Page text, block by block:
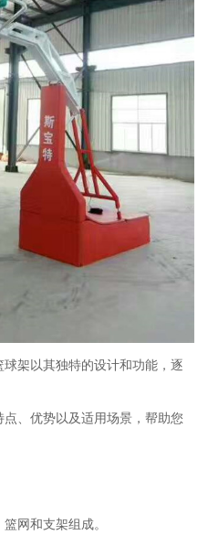
架以其独特的设计和功能，逐
、优势以及适用场景，帮助您
网和支架组成。